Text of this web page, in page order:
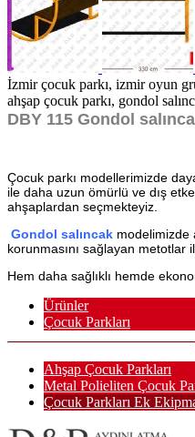
İzmir çocuk parkı, izmir oyun
ahşap çocuk parkı, gondol
DBY 115 Gondol
Çocuk parkı modellerimizde
ile daha uzun ömürlü ve dış
ahşaplardan seçmekteyiz.
Gondol salıncak modelimizde
korunmasını sağlayan metotlar
Hem daha sağlıklı hemde
Ürünler
Çocuk Parkları
Ahşap Çocuk Parkları
Metal Polieliten Çocuk
Çocuk Parkları Ek